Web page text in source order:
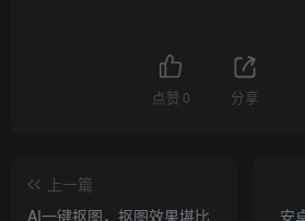
点赞 0 分享
上一篇
AI一键抠图，抠图效果堪比
安